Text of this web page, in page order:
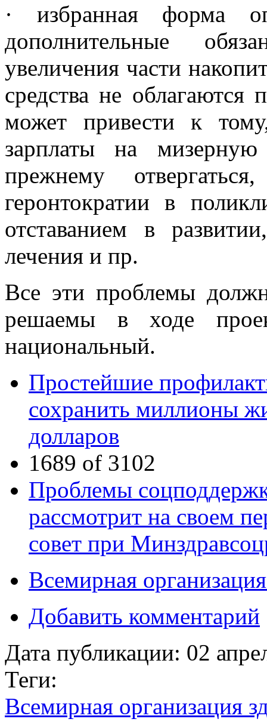
· избранная форма
дополнительные
увеличения части
средства не
может привести к
зарплаты на
прежнему
геронтократии в
отставанием в
лечения и пр.
Все эти проблемы
решаемы в ходе
национальный.
Простейшие
сохранить миллионы
долларов
1689 of 3102
Проблемы
рассмотрит на своем
совет при
Всемирная
Добавить комментарий
Дата публикации: 02
Теги:
Всемирная организация